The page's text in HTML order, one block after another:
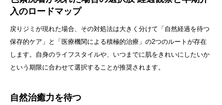
入のロードマップ
戻りジミが現れた場合、その対処法は大きく分けて「自然経過を待つ
保存的ケア」と「医療機関による積極的治療」の2つのルートが存在
します。自身のライフスタイルや、いつまでに肌をきれいにしたいか
という期限に合わせて選択することが推奨されます。
自然治癒力を待つ